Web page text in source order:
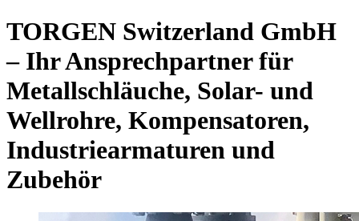
TORGEN Switzerland GmbH
– Ihr Ansprechpartner für
Metallschläuche, Solar- und
Wellrohre, Kompensatoren,
Industriearmaturen und
Zubehör